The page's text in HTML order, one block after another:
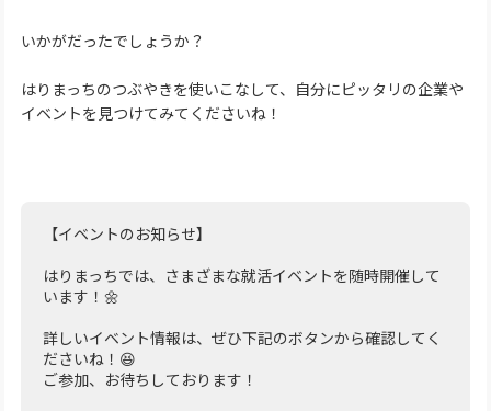
いかがだったでしょうか？
はりまっちのつぶやきを使いこなして、自分にピッタリの企業や
イベントを見つけてみてくださいね！
【イベントのお知らせ】
はりまっちでは、さまざまな就活イベントを随時開催して
います！🌼
詳しいイベント情報は、ぜひ下記のボタンから確認してく
ださいね！😆
ご参加、お待ちしております！